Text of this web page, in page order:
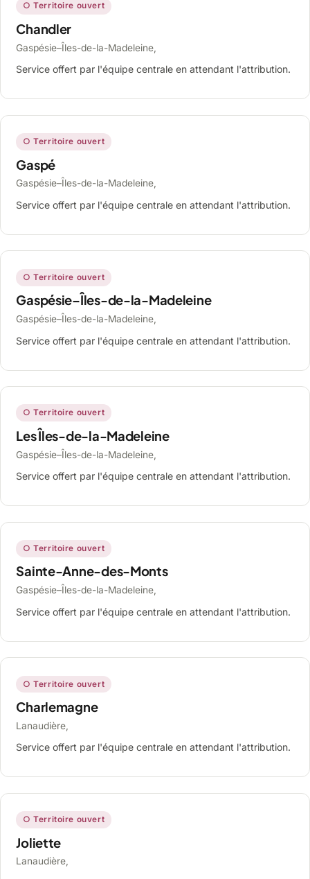
○ Territoire ouvert
Chandler
Gaspésie–Îles-de-la-Madeleine,
Service offert par l'équipe centrale en attendant l'attribution.
○ Territoire ouvert
Gaspé
Gaspésie–Îles-de-la-Madeleine,
Service offert par l'équipe centrale en attendant l'attribution.
○ Territoire ouvert
Gaspésie–Îles-de-la-Madeleine
Gaspésie–Îles-de-la-Madeleine,
Service offert par l'équipe centrale en attendant l'attribution.
○ Territoire ouvert
Les Îles-de-la-Madeleine
Gaspésie–Îles-de-la-Madeleine,
Service offert par l'équipe centrale en attendant l'attribution.
○ Territoire ouvert
Sainte-Anne-des-Monts
Gaspésie–Îles-de-la-Madeleine,
Service offert par l'équipe centrale en attendant l'attribution.
○ Territoire ouvert
Charlemagne
Lanaudière,
Service offert par l'équipe centrale en attendant l'attribution.
○ Territoire ouvert
Joliette
Lanaudière,